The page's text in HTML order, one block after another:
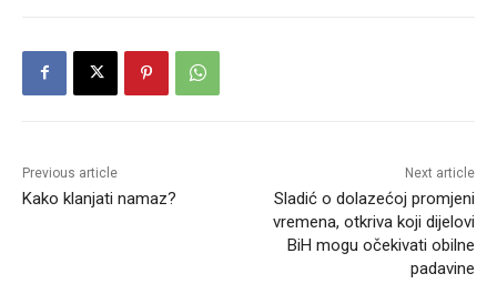
Previous article
Kako klanjati namaz?
Next article
Sladić o dolazećoj promjeni
vremena, otkriva koji dijelovi
BiH mogu očekivati obilne
padavine